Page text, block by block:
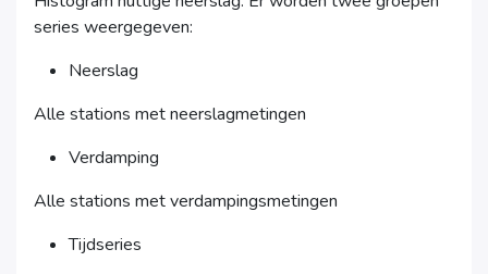
series weergegeven:
Neerslag
Alle stations met neerslagmetingen
Verdamping
Alle stations met verdampingsmetingen
Tijdseries